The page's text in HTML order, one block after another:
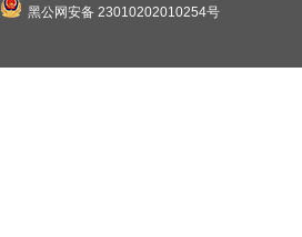
黑公网安备 23010202010254号